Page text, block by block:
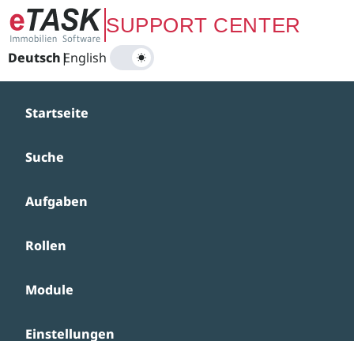
Zum Hauptinhalt springenSUPPORT CENTER
Deutsch|
English
Startseite
Suche
Aufgaben
Rollen
Module
Einstellungen